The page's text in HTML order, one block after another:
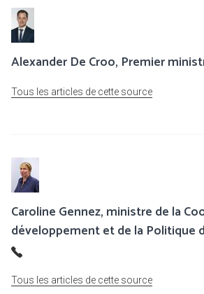
Alexander De Croo, Premier
Tous les articles de cette source
Caroline Gennez, ministre de la
développement et de la Politique
Tous les articles de cette source